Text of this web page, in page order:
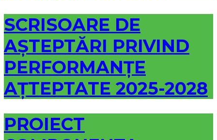
SCRISOARE DE
AȘTEPTĂRI PRIVIND
PERFORMANȚE
AȚTEPTATE 2025-2028
PROIECT